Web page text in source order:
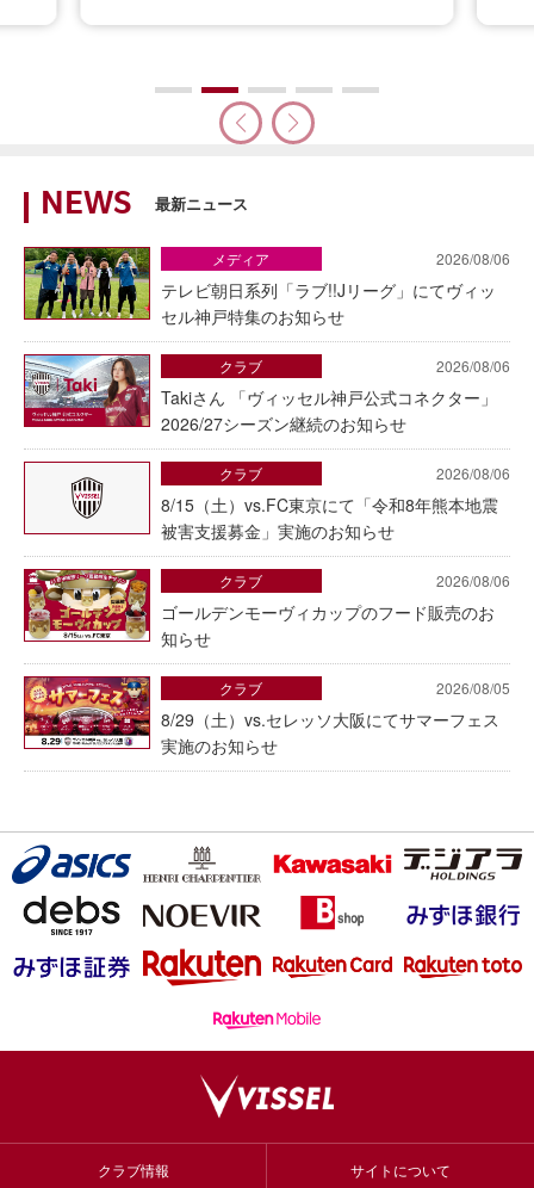
NEWS 最新ニュース
2026/08/06
テレビ朝日系列「ラブ!!Jリーグ」にてヴィッ
セル神戸特集のお知らせ
メディア
2026/08/06
Takiさん 「ヴィッセル神戸公式コネクター」
2026/27シーズン継続のお知らせ
クラブ
2026/08/06
8/15（土）vs.FC東京にて「令和8年熊本地震
被害支援募金」実施のお知らせ
クラブ
2026/08/06
ゴールデンモーヴィカップのフード販売のお
知らせ
クラブ
2026/08/05
8/29（土）vs.セレッソ大阪にてサマーフェス
実施のお知らせ
クラブ
クラブ情報 サイトについて